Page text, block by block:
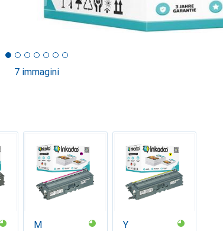
7 immagini
M Y